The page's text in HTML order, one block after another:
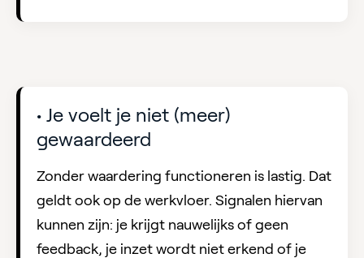
• Je voelt je niet (meer)
gewaardeerd
Zonder waardering functioneren is lastig. Dat
geldt ook op de werkvloer. Signalen hiervan
kunnen zijn: je krijgt nauwelijks of geen
feedback, je inzet wordt niet erkend of je